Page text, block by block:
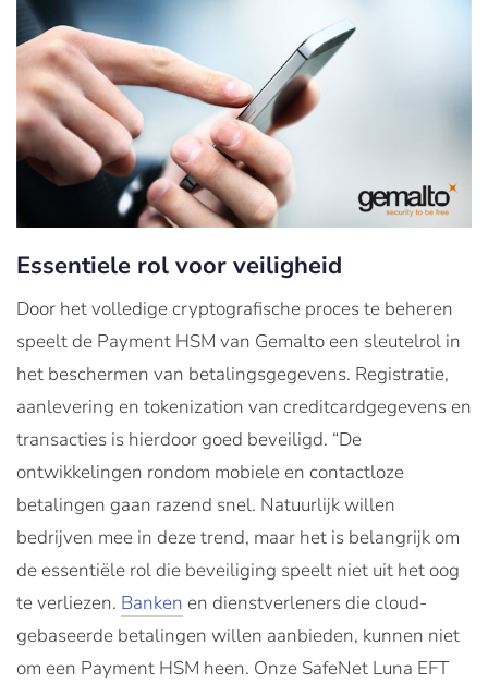
Essentiele rol voor veiligheid
Door het volledige cryptografische proces te beheren
speelt de Payment HSM van Gemalto een sleutelrol in
het beschermen van betalingsgegevens. Registratie,
aanlevering en tokenization van creditcardgegevens en
transacties is hierdoor goed beveiligd. “De
ontwikkelingen rondom mobiele en contactloze
betalingen gaan razend snel. Natuurlijk willen
bedrijven mee in deze trend, maar het is belangrijk om
de essentiële rol die beveiliging speelt niet uit het oog
te verliezen. Banken en dienstverleners die cloud-
gebaseerde betalingen willen aanbieden, kunnen niet
om een Payment HSM heen. Onze SafeNet Luna EFT